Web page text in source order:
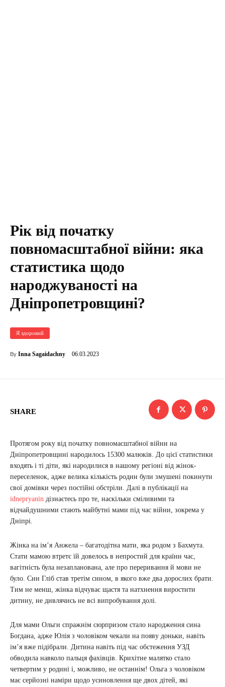
Рік від початку
повномасштабної війни: яка
статистика щодо
народжуваності на
Дніпропетровщині?
Я здоровий
By Inna Sagaidachny 06.03.2023
SHARE
Протягом року від початку повномасштабної війни на
Дніпропетровщині народилось 15300 малюків. До цієї статистики
входять і ті діти, які народилися в нашому регіоні від жінок-
переселенок, адже велика кількість родин були змушені покинути
свої домівки через постійні обстріли. Далі в публікації на
idnepryanin дізнаєтесь про те, наскільки сміливими та
відчайдушними стають майбутні мами під час війни, зокрема у
Дніпрі.
Жінка на ім’я Анжела – багатодітна мати, яка родом з Бахмута.
Стати мамою втретє їй довелось в непростий для країни час,
вагітність була незапланована, але про переривання й мови не
було. Син Гліб став третім сином, в якого вже два дорослих брати.
Тим не менш, жінка відчуває щастя та натхнення виростити
дитину, не дивлячись не всі випробування долі.
Для мами Ольги спражнім сюрпризом стало народження сина
Богдана, адже Юлія з чоловіком чекали на появу доньки, навіть
ім’я вже підібрали. Дитина навіть під час обстеження УЗД
обводила навколо пальця фахівців. Крихітне малятко стало
четвертим у родині і, можливо, не останнім! Ольга з чоловіком
має серйозні наміри щодо усиновлення ще двох дітей, які